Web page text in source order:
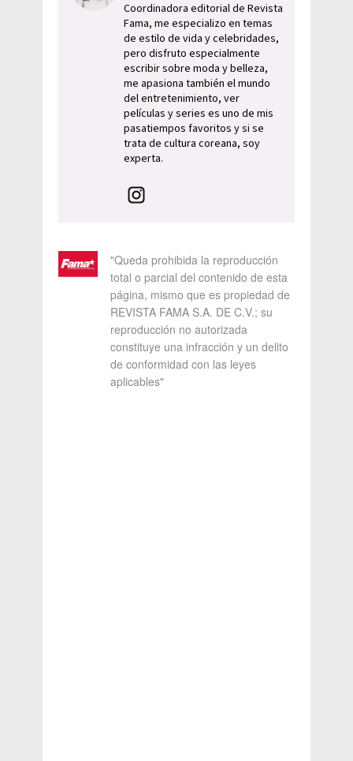
Coordinadora editorial de Revista
Fama, me especializo en temas
de estilo de vida y celebridades,
pero disfruto especialmente
escribir sobre moda y belleza,
me apasiona también el mundo
del entretenimiento, ver
películas y series es uno de mis
pasatiempos favoritos y si se
trata de cultura coreana, soy
experta.
"Queda prohibida la reproducción
total o parcial del contenido de esta
página, mismo que es propiedad de
REVISTA FAMA S.A. DE C.V.; su
reproducción no autorizada
constituye una infracción y un delito
de conformidad con las leyes
aplicables"